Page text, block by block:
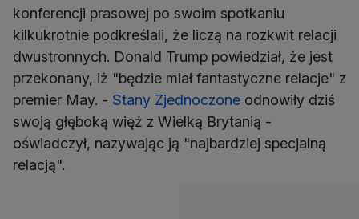
konferencji prasowej po swoim spotkaniu
kilkukrotnie podkreślali, że liczą na rozkwit relacji
dwustronnych. Donald Trump powiedział, że jest
przekonany, iż "będzie miał fantastyczne relacje" z
premier May. - Stany Zjednoczone odnowiły dziś
swoją głęboką więź z Wielką Brytanią -
oświadczył, nazywając ją "najbardziej specjalną
relacją".